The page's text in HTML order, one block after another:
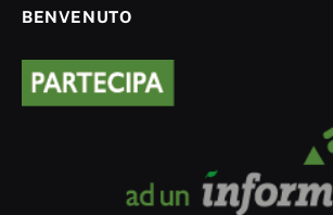
BENVENUTO